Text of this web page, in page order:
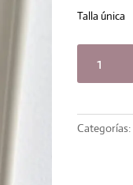
Talla única
shangai
Categorías: